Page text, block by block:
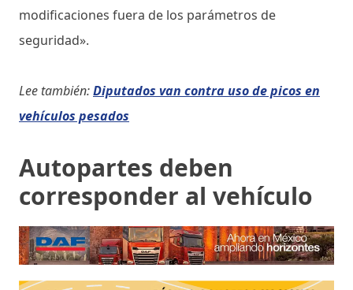
modificaciones fuera de los parámetros de
seguridad».
Lee también:Diputados van contra uso de picos en
vehículos pesados
Autopartes deben
corresponder al vehículo